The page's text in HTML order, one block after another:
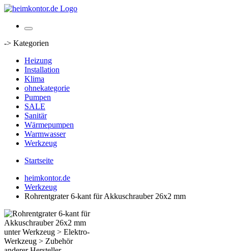
-> Kategorien
Heizung
Installation
Klima
ohnekategorie
Pumpen
SALE
Sanitär
Wärmepumpen
Warmwasser
Werkzeug
Startseite
heimkontor.de
Werkzeug
Rohrentgrater 6-kant für Akkuschrauber 26x2 mm